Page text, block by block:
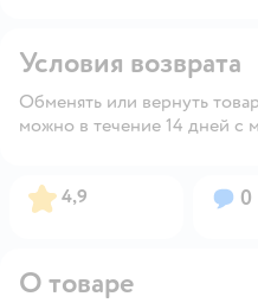
Условия возврата
Обменять или вернуть
можно в течение 14 дней с
Рейтинг:
4,9 0
О товаре